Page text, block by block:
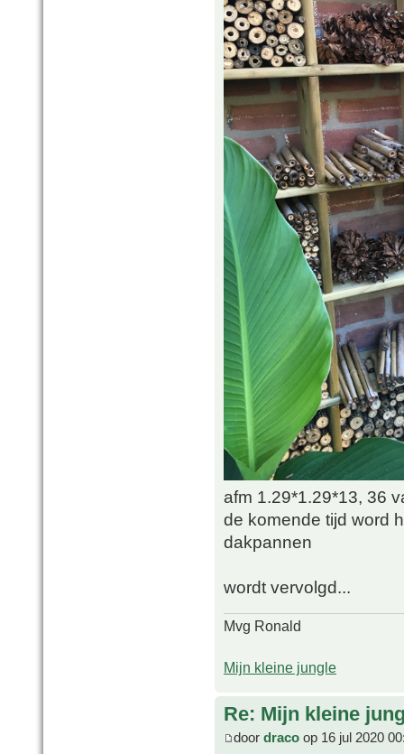
afm 1.29*1.29*13, 36
de komende tijd word
dakpannen
wordt vervolgd...
Mvg Ronald
Mijn kleine jungle
Re: Mijn kleine
door draco op 16 jul 2020